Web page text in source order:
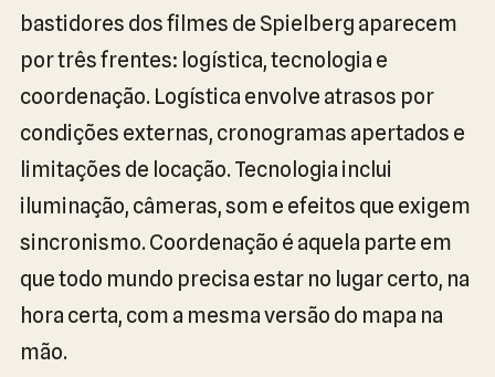
bastidores dos filmes de Spielberg aparecem
por três frentes: logística, tecnologia e
coordenação. Logística envolve atrasos por
condições externas, cronogramas apertados e
limitações de locação. Tecnologia inclui
iluminação, câmeras, som e efeitos que exigem
sincronismo. Coordenação é aquela parte em
que todo mundo precisa estar no lugar certo, na
hora certa, com a mesma versão do mapa na
mão.